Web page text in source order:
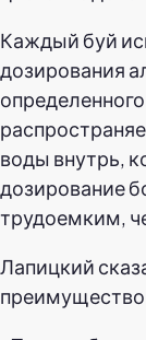
Каждый буй
дозирования
воды внутрь,
дозирование
трудоемким,
Лапицкий